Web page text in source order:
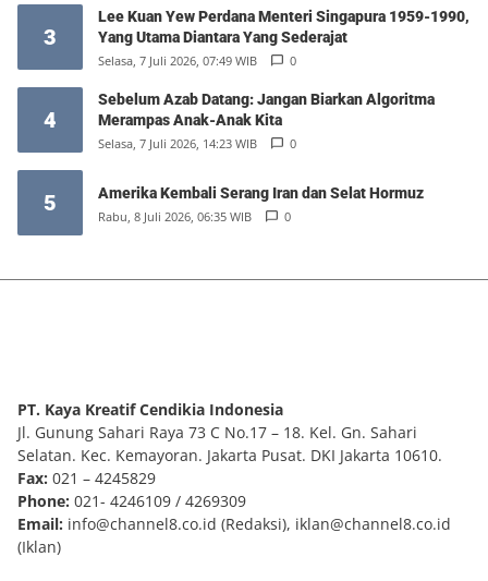
3
Lee Kuan Yew Perdana Menteri Singapura 1959-1990,
Yang Utama Diantara Yang Sederajat
Selasa, 7 Juli 2026, 07:49 WIB 0
4
Sebelum Azab Datang: Jangan Biarkan Algoritma
Merampas Anak-Anak Kita
Selasa, 7 Juli 2026, 14:23 WIB 0
5 Amerika Kembali Serang Iran dan Selat Hormuz
Rabu, 8 Juli 2026, 06:35 WIB 0
PT. Kaya Kreatif Cendikia Indonesia
Jl. Gunung Sahari Raya 73 C No.17 – 18. Kel. Gn. Sahari
Selatan. Kec. Kemayoran. Jakarta Pusat. DKI Jakarta 10610.
Fax: 021 – 4245829
Phone: 021- 4246109 / 4269309
Email: info@channel8.co.id (Redaksi), iklan@channel8.co.id
(Iklan)